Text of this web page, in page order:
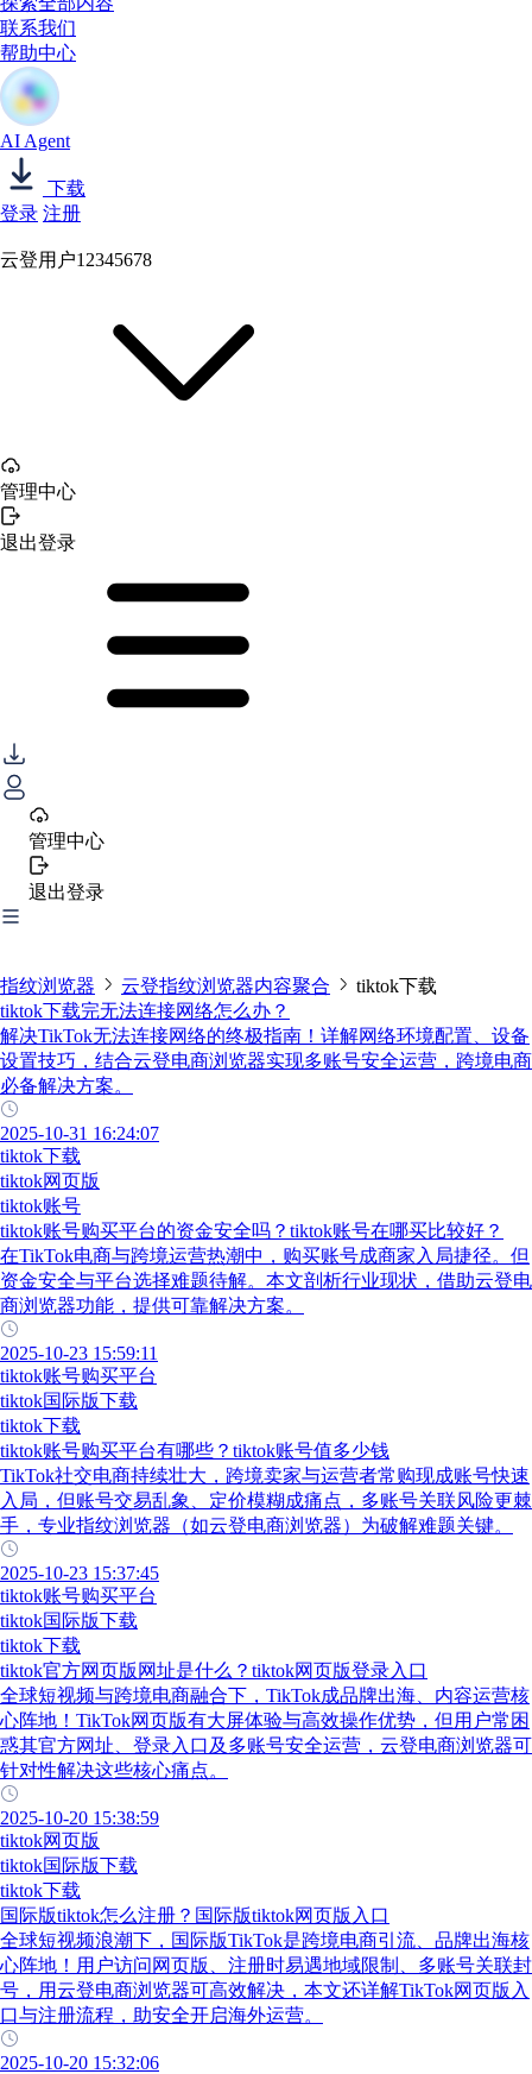
联系我们
帮助中心
AI Agent
下载
登录 注册
云登用户12345678
管理中心
退出登录
管理中心
退出登录
指纹浏览器 云登指纹浏览器内容聚合
tiktok下载
tiktok下载完无法连接网络怎么办？
解决TikTok无法连接网络的终极指南！详解网络环境配置、设备
设置技巧，结合云登电商浏览器实现多账号安全运营，跨境电商
必备解决方案。
2025-10-31 16:24:07
tiktok下载
tiktok网页版
tiktok账号
tiktok账号购买平台的资金安全吗？tiktok账号在哪买比较好？
在TikTok电商与跨境运营热潮中，购买账号成商家入局捷径。但
资金安全与平台选择难题待解。本文剖析行业现状，借助云登电
商浏览器功能，提供可靠解决方案。
2025-10-23 15:59:11
tiktok账号购买平台
tiktok国际版下载
tiktok下载
tiktok账号购买平台有哪些？tiktok账号值多少钱
TikTok社交电商持续壮大，跨境卖家与运营者常购现成账号快速
入局，但账号交易乱象、定价模糊成痛点，多账号关联风险更棘
手，专业指纹浏览器（如云登电商浏览器）为破解难题关键。
2025-10-23 15:37:45
tiktok账号购买平台
tiktok国际版下载
tiktok下载
tiktok官方网页版网址是什么？tiktok网页版登录入口
全球短视频与跨境电商融合下，TikTok成品牌出海、内容运营核
心阵地！TikTok网页版有大屏体验与高效操作优势，但用户常困
惑其官方网址、登录入口及多账号安全运营，云登电商浏览器可
针对性解决这些核心痛点。
2025-10-20 15:38:59
tiktok网页版
tiktok国际版下载
tiktok下载
国际版tiktok怎么注册？国际版tiktok网页版入口
全球短视频浪潮下，国际版TikTok是跨境电商引流、品牌出海核
心阵地！用户访问网页版、注册时易遇地域限制、多账号关联封
号，用云登电商浏览器可高效解决，本文还详解TikTok网页版入
口与注册流程，助安全开启海外运营。
2025-10-20 15:32:06